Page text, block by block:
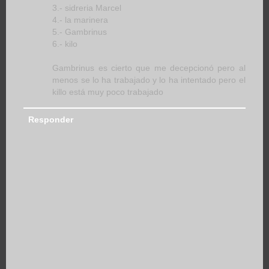
3.- sidreria Marcel
4.- la marinera
5.- Gambrinus
6.- kilo
Gambrinus es cierto que me decepcionó pero al
menos se lo ha trabajado y lo ha intentado pero el
killo está muy poco trabajado
Responder